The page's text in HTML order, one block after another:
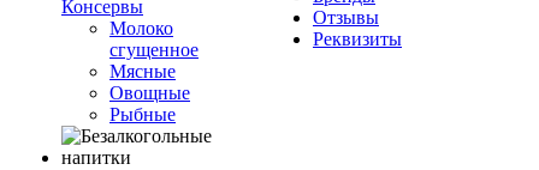
Консервы
Молоко
сгущенное
Мясные
Овощные
Рыбные
Отзывы
Реквизиты